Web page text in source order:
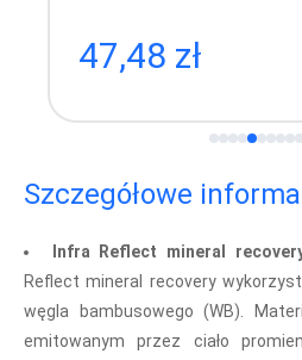
47,48 zł
Szczegółowe
Infra Reflect mineral
Reflect mineral recovery
węgla bambusowego (WB).
emitowanym przez ciało